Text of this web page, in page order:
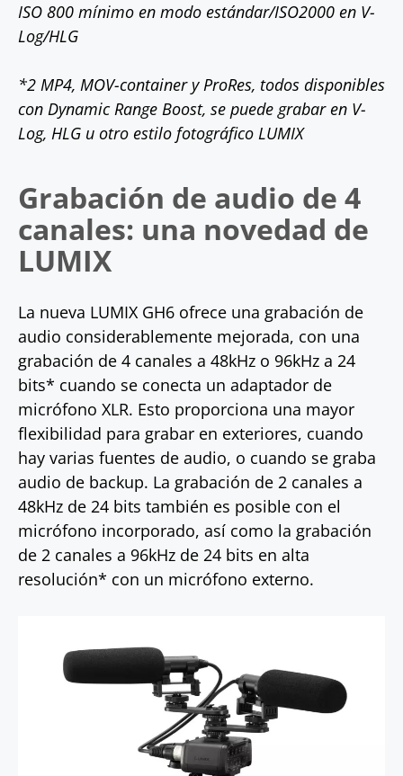
ISO 800 mínimo en modo estándar/ISO2000 en V-
Log/HLG
*2 MP4, MOV-container y ProRes, todos disponibles
con Dynamic Range Boost, se puede grabar en V-
Log, HLG u otro estilo fotográfico LUMIX
Grabación de audio de 4
canales: una novedad de
LUMIX
La nueva LUMIX GH6 ofrece una grabación de
audio considerablemente mejorada, con una
grabación de 4 canales a 48kHz o 96kHz a 24
bits* cuando se conecta un adaptador de
micrófono XLR. Esto proporciona una mayor
flexibilidad para grabar en exteriores, cuando
hay varias fuentes de audio, o cuando se graba
audio de backup. La grabación de 2 canales a
48kHz de 24 bits también es posible con el
micrófono incorporado, así como la grabación
de 2 canales a 96kHz de 24 bits en alta
resolución* con un micrófono externo.